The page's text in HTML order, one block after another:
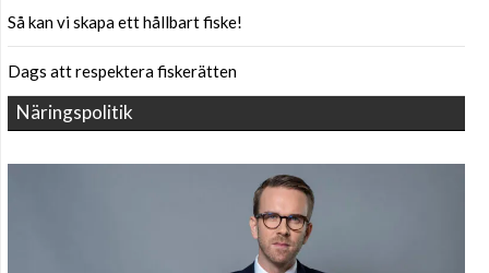
Så kan vi skapa ett hållbart fiske!
Dags att respektera fiskerätten
Näringspolitik